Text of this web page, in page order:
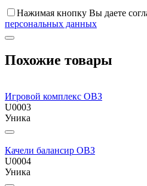
Нажимая кнопку Вы даете
персональных данных
Похожие товары
Игровой комплекс ОВЗ
U0003
Уника
Качели балансир ОВЗ
U0004
Уника